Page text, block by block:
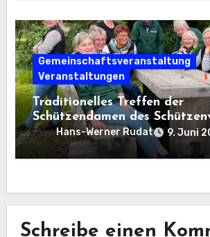
Gemeinschaftsveranstaltung
Veranstaltungen
Traditionelles Treffen der
Schützendamen des
Osterwanna von 1910 e. V.
Hans-Werner Rudat 9. Juni
Schreibe einen